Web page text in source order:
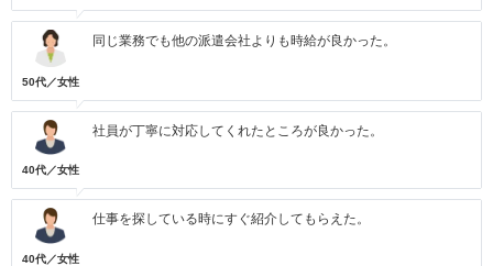
50代／女性
同じ業務でも他の派遣会社よりも時給が良かった。
40代／女性
社員が丁寧に対応してくれたところが良かった。
40代／女性
仕事を探している時にすぐ紹介してもらえた。